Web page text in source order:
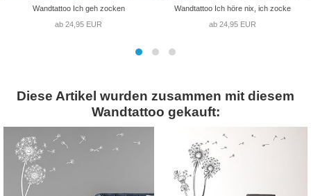
Wandtattoo Ich geh zocken
ab 24,95 EUR
Wandtattoo Ich höre nix, ich zocke
ab 24,95 EUR
Diese Artikel wurden zusammen mit diesem
Wandtattoo gekauft: